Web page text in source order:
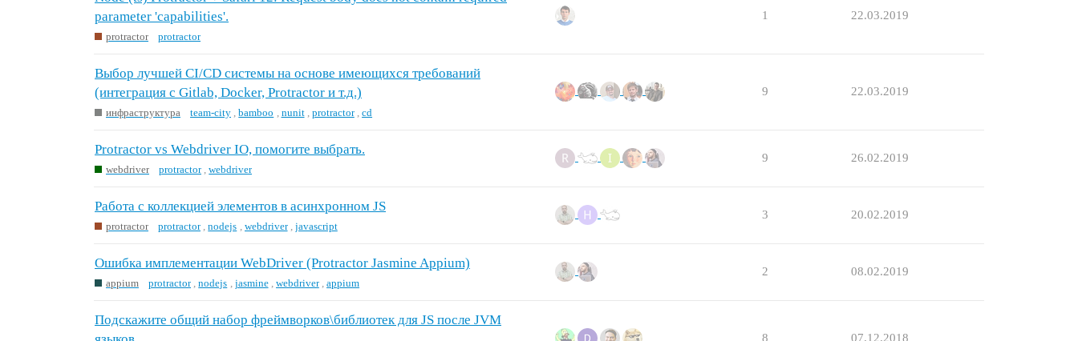
parameter 'capabilities'.
protractor protractor
1 22.03.2019
Выбор лучшей CI/CD системы на основе имеющихся требований
(интеграция с Gitlab, Docker, Protractor и т.д.)
инфраструктура team-city ,bamboo nunit protractor ,cd
9 22.03.2019
Protractor vs Webdriver IO, помогите выбрать.
webdriver protractor ,webdriver
9 26.02.2019
Работа с коллекцией элементов в асинхронном JS
protractor protractor ,nodejs webdriver javascript
3 20.02.2019
Ошибка имплементации WebDriver (Protractor Jasmine Appium)
appium protractor ,nodejs jasmine webdriver ,appium
2 08.02.2019
Подскажите общий набор фреймворков\библиотек для JS после JVM
8 07.12.2018